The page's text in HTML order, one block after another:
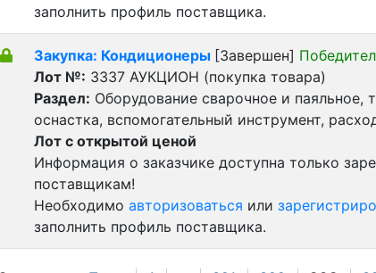
заполнить профиль поставщика.
Закупка: Кондиционеры [Завершен]
Лот №: 3337 АУКЦИОН (покупка товара)
Раздел: Оборудование сварочное и паяльное,
оснастка, вспомогательный инструмент,
Лот с открытой ценой
Информация о заказчике доступна только
поставщикам!
Необходимо авторизоваться или
заполнить профиль поставщика.